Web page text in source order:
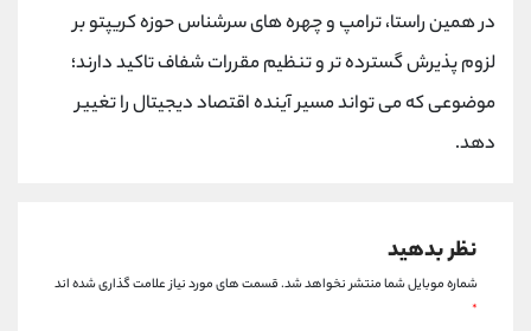
در همین راستا، ترامپ و چهره های سرشناس حوزه کریپتو بر
لزوم پذیرش گسترده تر و تنظیم مقررات شفاف تاکید دارند؛
موضوعی که می تواند مسیر آینده اقتصاد دیجیتال را تغییر
دهد.
نظر بدهید
شماره موبایل شما منتشر نخواهد شد.قسمت های مورد نیاز علامت گذاری شده اند
*